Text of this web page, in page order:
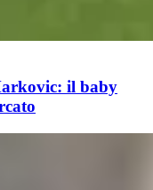
il baby